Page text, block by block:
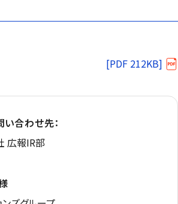
[PDF 212KB]
合わせ先：
広報IR部